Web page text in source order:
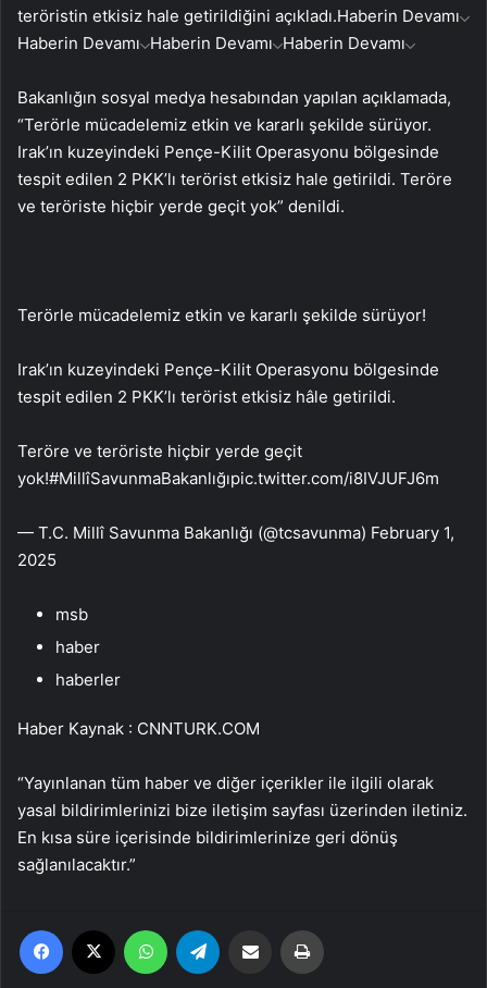
teröristin etkisiz hale getirildiğini açıkladı.Haberin Devamı
Haberin Devamı Haberin Devamı Haberin Devamı
Bakanlığın sosyal medya hesabından yapılan açıklamada,
“Terörle mücadelemiz etkin ve kararlı şekilde sürüyor.
Irak’ın kuzeyindeki Pençe-Kilit Operasyonu bölgesinde
tespit edilen 2 PKK’lı terörist etkisiz hale getirildi. Teröre
ve teröriste hiçbir yerde geçit yok” denildi.
Terörle mücadelemiz etkin ve kararlı şekilde sürüyor!
Irak’ın kuzeyindeki Pençe-Kilit Operasyonu bölgesinde
tespit edilen 2 PKK’lı terörist etkisiz hâle getirildi.
Teröre ve teröriste hiçbir yerde geçit
yok!#MillîSavunmaBakanlığıpic.twitter.com/i8IVJUFJ6m
— T.C. Millî Savunma Bakanlığı (@tcsavunma) February 1,
2025
msb
haber
haberler
Haber Kaynak : CNNTURK.COM
“Yayınlanan tüm haber ve diğer içerikler ile ilgili olarak
yasal bildirimlerinizi bize iletişim sayfası üzerinden iletiniz.
En kısa süre içerisinde bildirimlerinize geri dönüş
sağlanılacaktır.”
Facebook WhatsApp Email'den paylaş